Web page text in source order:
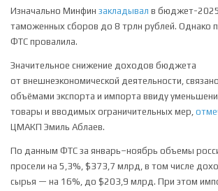
Изначально Минфин закладывал в бюджет-2025
таможенных сборов до 8 трлн рублей. Однако
ФТС провалила.
Значительное снижение доходов бюджета
от внешнеэкономической деятельности,
объёмами экспорта и импорта ввиду
товары и вводимых ограничительных мер,
ЦМАКП Эмиль Аблаев.
По данным ФТС за январь–ноябрь объемы
просели на 5,3%, $373,7 млрд, в том числе
сырья — на 16%, до $203,9 млрд. При этом